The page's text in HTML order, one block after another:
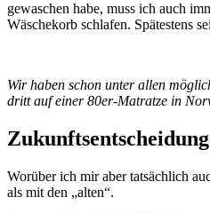
gewaschen habe, muss ich auch
Wäschekorb schlafen. Spätestens
Wir haben schon unter allen
dritt auf einer 80er-Matratze in
Worüber ich mir aber tatsächlich
als mit den „alten“.